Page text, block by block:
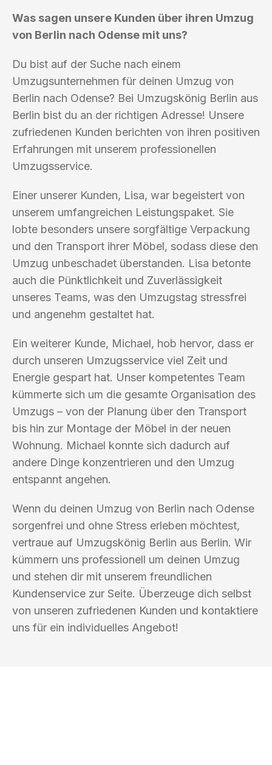
Was sagen unsere Kunden über ihren Umzug
von Berlin nach Odense mit uns?
Du bist auf der Suche nach einem
Umzugsunternehmen für deinen Umzug von
Berlin nach Odense? Bei Umzugskönig Berlin aus
Berlin bist du an der richtigen Adresse! Unsere
zufriedenen Kunden berichten von ihren positiven
Erfahrungen mit unserem professionellen
Umzugsservice.
Einer unserer Kunden, Lisa, war begeistert von
unserem umfangreichen Leistungspaket. Sie
lobte besonders unsere sorgfältige Verpackung
und den Transport ihrer Möbel, sodass diese den
Umzug unbeschadet überstanden. Lisa betonte
auch die Pünktlichkeit und Zuverlässigkeit
unseres Teams, was den Umzugstag stressfrei
und angenehm gestaltet hat.
Ein weiterer Kunde, Michael, hob hervor, dass er
durch unseren Umzugsservice viel Zeit und
Energie gespart hat. Unser kompetentes Team
kümmerte sich um die gesamte Organisation des
Umzugs – von der Planung über den Transport
bis hin zur Montage der Möbel in der neuen
Wohnung. Michael konnte sich dadurch auf
andere Dinge konzentrieren und den Umzug
entspannt angehen.
Wenn du deinen Umzug von Berlin nach Odense
sorgenfrei und ohne Stress erleben möchtest,
vertraue auf Umzugskönig Berlin aus Berlin. Wir
kümmern uns professionell um deinen Umzug
und stehen dir mit unserem freundlichen
Kundenservice zur Seite. Überzeuge dich selbst
von unseren zufriedenen Kunden und kontaktiere
uns für ein individuelles Angebot!